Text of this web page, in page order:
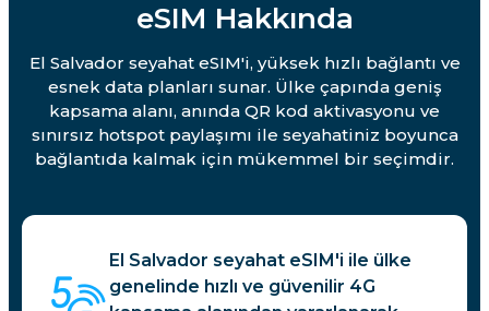
eSIM Hakkında
El Salvador seyahat eSIM'i, yüksek hızlı bağlantı ve
esnek data planları sunar. Ülke çapında geniş
kapsama alanı, anında QR kod aktivasyonu ve
sınırsız hotspot paylaşımı ile seyahatiniz boyunca
bağlantıda kalmak için mükemmel bir seçimdir.
El Salvador seyahat eSIM'i ile ülke
genelinde hızlı ve güvenilir 4G